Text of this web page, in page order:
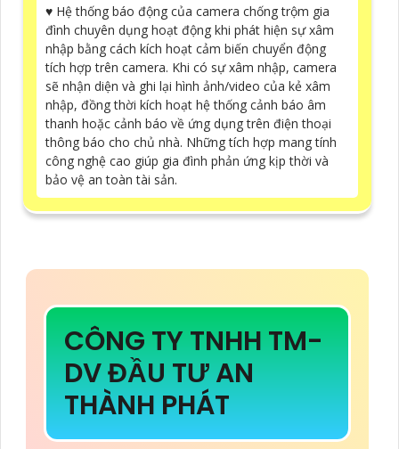
♥️ Hệ thống báo động của camera chống trộm gia
đình chuyên dụng hoạt động khi phát hiện sự xâm
nhập bằng cách kích hoạt cảm biến chuyển động
tích hợp trên camera. Khi có sự xâm nhập, camera
sẽ nhận diện và ghi lại hình ảnh/video của kẻ xâm
nhập, đồng thời kích hoạt hệ thống cảnh báo âm
thanh hoặc cảnh báo về ứng dụng trên điện thoại
thông báo cho chủ nhà. Những tích hợp mang tính
công nghệ cao giúp gia đình phản ứng kịp thời và
bảo vệ an toàn tài sản.
CÔNG TY TNHH TM-
DV ĐẦU TƯ AN
THÀNH PHÁT